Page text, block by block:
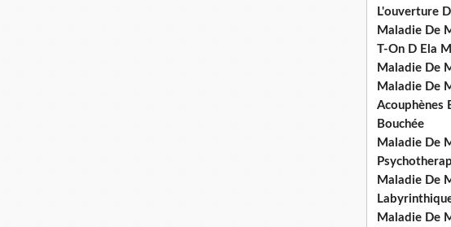
L'ouverture
Maladie De
T-On D Ela
Maladie De
Maladie De
Acouphènes
Bouchée
Maladie De
Maladie De
Maladie De